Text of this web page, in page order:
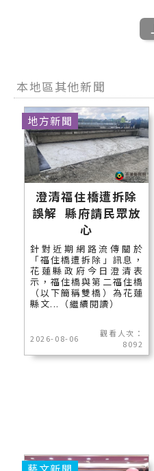
本地區其他新聞
澄清福住橋遭拆除
誤解 縣府請民眾放
心
針對近期網路流傳關於
「福住橋遭拆除」訊息，
花蓮縣政府今日澄清表
示，福住橋與第二福住橋
（以下簡稱雙橋）為花蓮
縣文...（繼續閱讀）
2026-08-06
觀看人次：
8092
地方新聞